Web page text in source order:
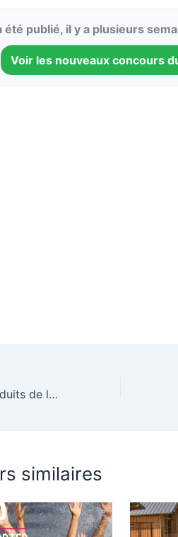
été publié, il y a plusieurs
Voir les nouveaux concours
A gagner : un lot de produits de la nouvelle collection édition limitée chaleur d’été chez Beauty Success
similaires